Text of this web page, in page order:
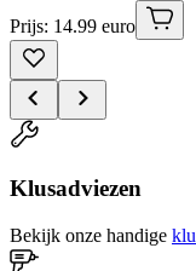
Prijs: 14.99 euro
Klusadviezen
Bekijk onze handige